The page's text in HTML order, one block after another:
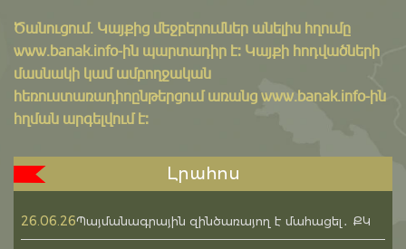
Ծանուցում․ Կայքից մեջբերումներ անելիս հղումը
www.banak.info-ին պարտադիր է: Կայքի հոդվածների
մասնակի կամ ամբողջական
հեռուստառադիոընթերցում առանց www.banak.info-ին
հղման արգելվում է:
Լրահոս
26.06.26Պայմանագրային զինծառայող է մահացել․ ՔԿ